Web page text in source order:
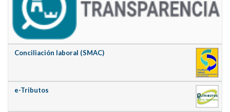
Conciliación laboral (SMAC)
e-Tributos